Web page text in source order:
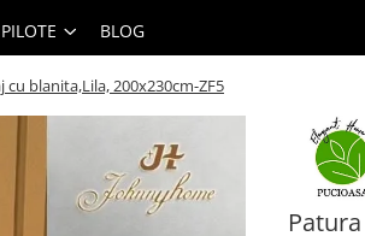
BLOG
blanita,Lila, 200x230cm-ZF5